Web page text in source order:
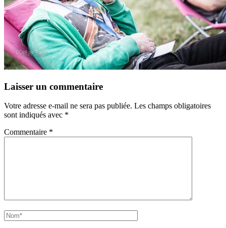
Laisser un commentaire
Votre adresse e-mail ne sera pas publiée. Les champs obligatoires
sont indiqués avec *
Commentaire *
Nom*